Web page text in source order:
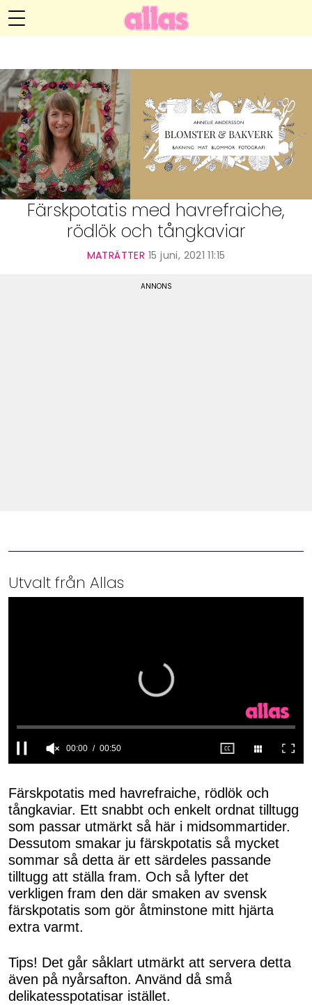
Hälsa
Relationer
Handarbete
Annelie Anderssons blogg
Hem
Om Annelie
Kategorier
Arkiv
Webshop
Färskpotatis med havrefraiche,
rödlök och tångkaviar
MATRÄTTER 15 juni, 2021 11:15
Utvalt från Allas
of
50
seconds
Färskpotatis med havrefraiche, rödlök och
tångkaviar. Ett snabbt och enkelt ordnat tilltugg
som passar utmärkt så här i midsommartider.
Dessutom smakar ju färskpotatis så mycket
sommar så detta är ett särdeles passande
tilltugg att ställa fram. Och så lyfter det
verkligen fram den där smaken av svensk
färskpotatis som gör åtminstone mitt hjärta
extra varmt.
Tips! Det går såklart utmärkt att servera detta
även på nyårsafton. Använd då små
delikatesspotatisar istället.